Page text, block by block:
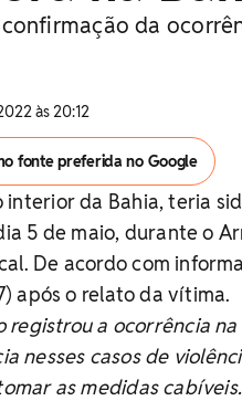
da
às 20:12
fonte preferida no Google
da Bahia, teria
5 de maio, durante o
De acordo com
após o relato da vítima.
registrou a ocorrência na
nesses casos de
as medidas